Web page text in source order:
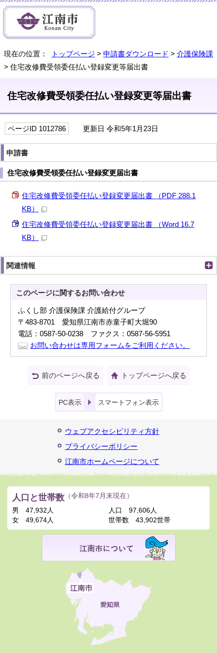
現在の位置： トップページ > 申請書ダウンロード > 介護保険課
> 住宅改修費受領委任払い登録変更等届出書
住宅改修費受領委任払い登録変更等届出書
ページID 1012786 更新日 令和5年1月23日
申請書
住宅改修費受領委任払い登録変更届出書
住宅改修費受領委任払い登録変更届出書 （PDF 288.1
KB）
住宅改修費受領委任払い登録変更届出書 （Word 16.7
KB）
関連情報
このページに関するお問い合わせ
ふくし部 介護保険課 介護給付グループ
〒483-8701 愛知県江南市赤童子町大堀90
電話：0587-50-0238 ファクス：0587-56-5951
お問い合わせは専用フォームをご利用ください。
前のページへ戻る トップページへ戻る
PC表示 スマートフォン表示
ウェブアクセシビリティ方針
プライバシーポリシー
江南市ホームページについて
人口と世帯数 （令和8年7月末現在）
男
47,932人
女
49,674人
人口
97,606人
世帯数
43,902世帯